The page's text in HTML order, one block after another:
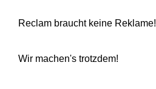
Reclam braucht keine Reklame!
Wir machen's trotzdem!